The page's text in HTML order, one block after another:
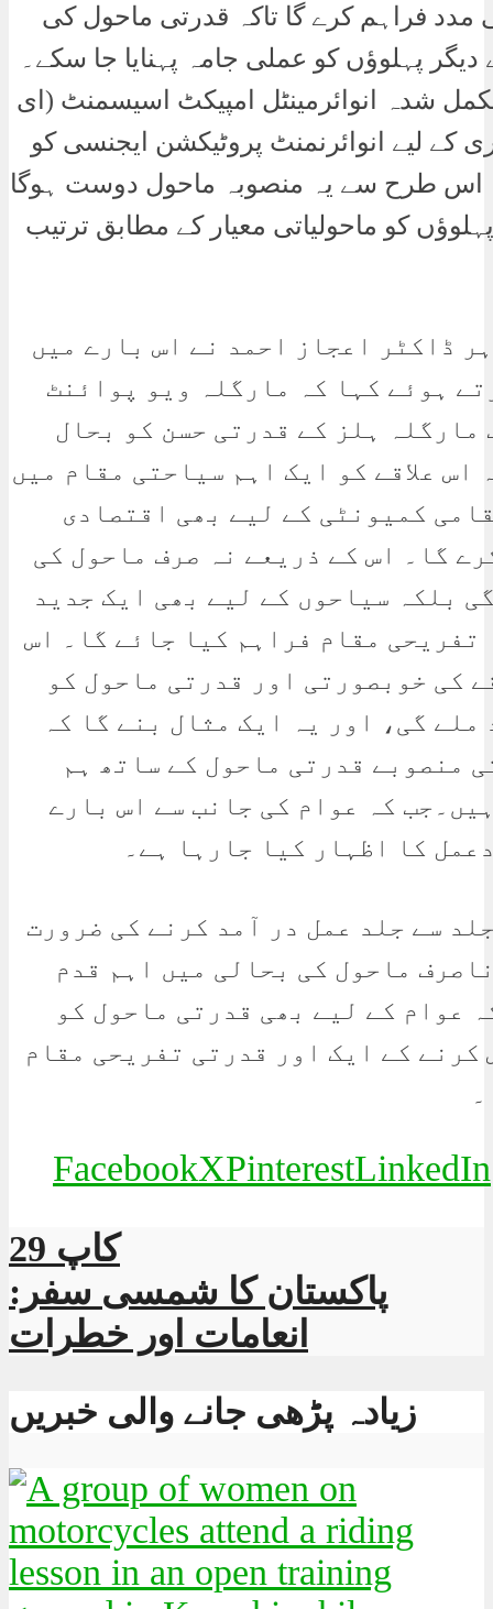
مدد فراہم کرے گا تاکہ قدرتی ماحول کی
پہلوؤں کو عملی جامہ پہنایا جا سکے۔
شدہ انوائرمینٹل امپیکٹ اسیسمنٹ (ای
کے لیے انوائرنمنٹ پروٹیکشن ایجنسی کو
اس طرح سے یہ منصوبہ ماحول دوست ہوگا
کو ماحولیاتی معیار کے مطابق ترتیب
ڈاکٹر اعجاز احمد نے اس بارے میں
ہوئے کہا کہ مارگلہ ویو پوائنٹ
مارگلہ ہلز کے قدرتی حسن کو بحال
اس علاقے کو ایک اہم سیاحتی مقام میں
کمیونٹی کے لیے بھی اقتصادی
گا۔ اس کے ذریعے نہ صرف ماحول کی
بلکہ سیاحوں کے لیے بھی ایک جدید
تفریحی مقام فراہم کیا جائے گا۔ اس
کی خوبصورتی اور قدرتی ماحول کو
ملے گی، اور یہ ایک مثال بنے گا کہ
منصوبے قدرتی ماحول کے ساتھ ہم
کہ عوام کی جانب سے اس بارے
کا اظہار کیا جارہا ہے۔
سے جلد عمل در آمد کرنے کی ضرورت
ماحول کی بحالی میں اہم قدم
عوام کے لیے بھی قدرتی ماحول کو
کرنے کے ایک اور قدرتی تفریحی مقام
FacebookXPinterestLinkedIn
کاپ 29
پاکستان کا شمسی سفر:
انعامات اور خطرات
زیادہ پڑھی جانے والی خبریں